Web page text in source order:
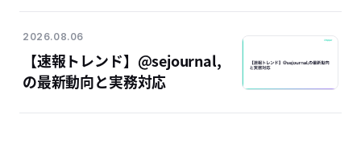
2026.08.06
【速報トレンド】@sejournal,
の最新動向と実務対応